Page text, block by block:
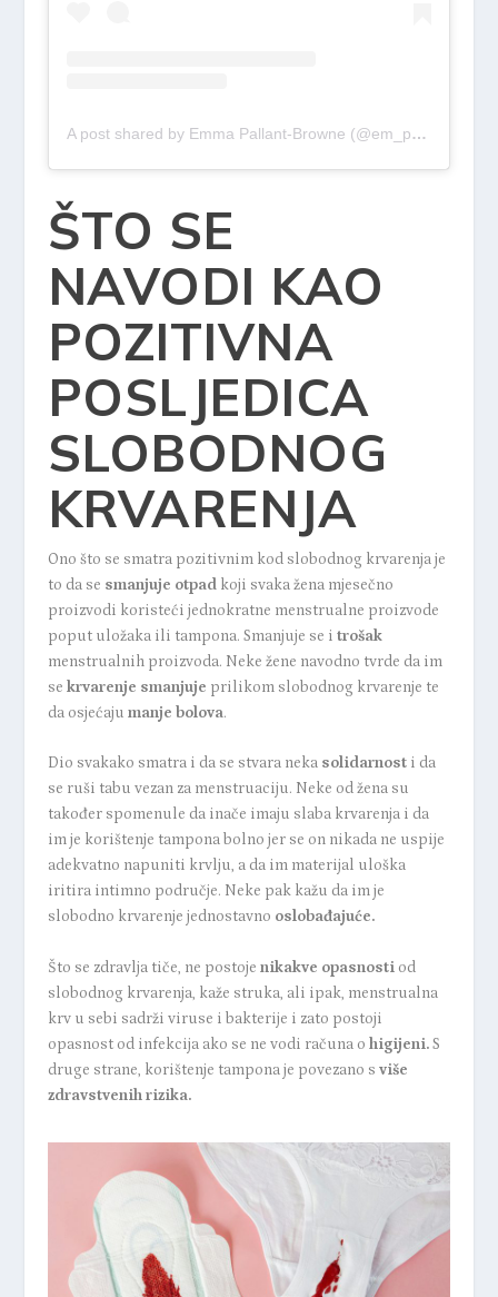
A post shared by Emma Pallant-Browne (@em_pallant)
ŠTO SE
NAVODI KAO
POZITIVNA
POSLJEDICA
SLOBODNOG
KRVARENJA
Ono što se smatra pozitivnim kod slobodnog krvarenja je
to da se smanjuje otpadkoji svaka žena mjesečno
proizvodi koristeći jednokratne menstrualne proizvode
poput uložaka ili tampona. Smanjuje se i trošak
menstrualnih proizvoda. Neke žene navodno tvrde da im
se krvarenje smanjuje prilikom slobodnog krvarenje te
da osjećaju manje bolova.
Dio svakako smatra i da se stvara neka solidarnosti da
se ruši tabu vezan za menstruaciju. Neke od žena su
također spomenule da inače imaju slaba krvarenja i da
im je korištenje tampona bolno jer se on nikada ne uspije
adekvatno napuniti krvlju, a da im materijal uloška
iritira intimno područje. Neke pak kažu da im je
slobodno krvarenje jednostavno oslobađajuće.
Što se zdravlja tiče, ne postoje nikakve opasnostiod
slobodnog krvarenja, kaže struka, ali ipak, menstrualna
krv u sebi sadrži viruse i bakterije i zato postoji
opasnost od infekcija ako se ne vodi računa o higijeni.S
druge strane, korištenje tampona je povezano s više
zdravstvenih rizika.